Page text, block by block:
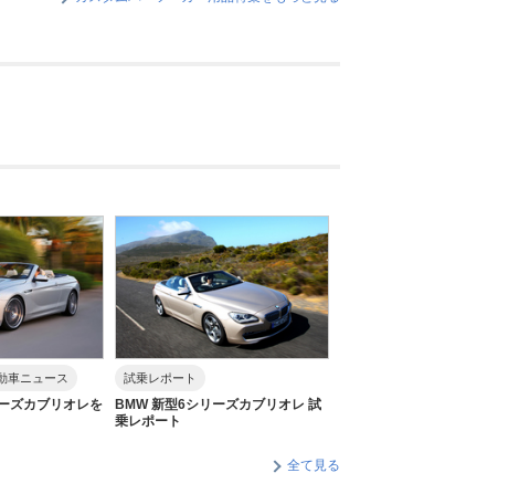
車ニュース
ズカブリオレを
試乗レポート
BMW 新型6シリーズカブリオレ 試
乗レポート
全て見る